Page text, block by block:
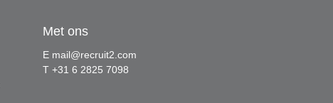
Met ons
E mail@recruit2.com
T +31 6 2825 7098